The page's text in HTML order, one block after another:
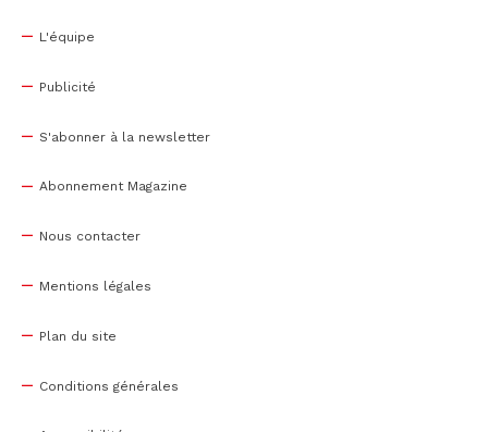
L'équipe
Publicité
S'abonner à la newsletter
Abonnement Magazine
Nous contacter
Mentions légales
Plan du site
Conditions générales